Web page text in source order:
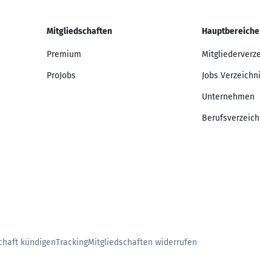
Mitgliedschaften
Premium
ProJobs
Hauptbereiche
Jobs
Unternehmen
kündigenTrackingMitgliedschaften widerrufen